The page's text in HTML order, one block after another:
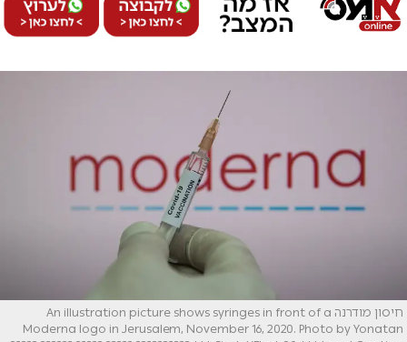
חיסון מודרנה An illustration picture shows syringes in front of a
Moderna logo in Jerusalem, November 16, 2020. Photo by Yonatan